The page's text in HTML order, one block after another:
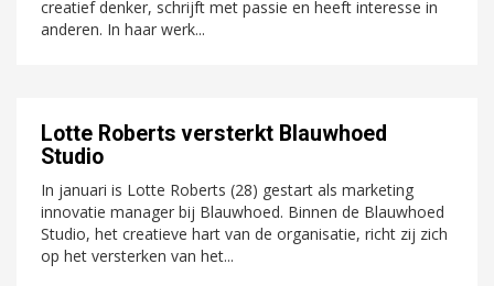
creatief denker, schrijft met passie en heeft interesse in
anderen. In haar werk...
Lotte Roberts versterkt Blauwhoed
Studio
In januari is Lotte Roberts (28) gestart als marketing
innovatie manager bij Blauwhoed. Binnen de Blauwhoed
Studio, het creatieve hart van de organisatie, richt zij zich
op het versterken van het...